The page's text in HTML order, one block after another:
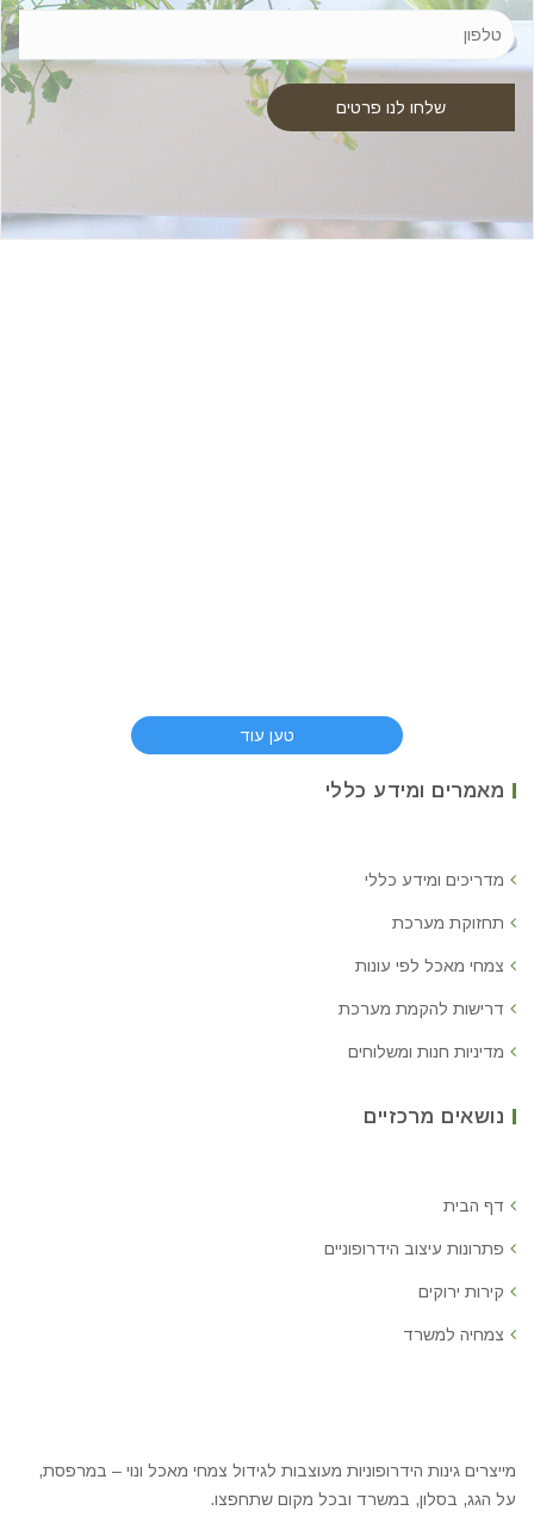
טען עוד
מאמרים ומידע כללי
מדריכים ומידע כללי
תחזוקת מערכת
צמחי מאכל לפי עונות
דרישות להקמת מערכת
מדיניות חנות ומשלוחים
נושאים מרכזיים
דף הבית
פתרונות עיצוב הידרופוניים
קירות ירוקים
צמחיה למשרד
מייצרים גינות הידרופוניות מעוצבות לגידול צמחי מאכל ונוי – במרפסת,
על הגג, בסלון, במשרד ובכל מקום שתחפצו.